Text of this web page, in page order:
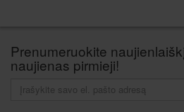
Prenumeruokite
naujienas pirmieji!